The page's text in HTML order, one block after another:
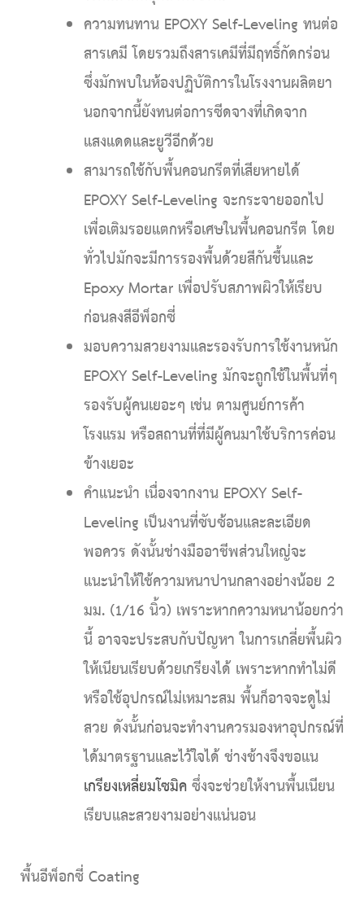
ความทนทาน EPOXY Self-Leveling ทนต่อ
สารเคมี โดยรวมถึงสารเคมีที่มีฤทธิ์กัดกร่อน
ซึ่งมักพบในห้องปฏิบัติการในโรงงานผลิตยา
นอกจากนี้ยังทนต่อการซีดจางที่เกิดจาก
แสงแดดและยูวีอีกด้วย
สามารถใช้กับพื้นคอนกรีตที่เสียหายได้
EPOXY Self-Leveling จะกระจายออกไป
เพื่อเติมรอยแตกหรือเศษในพื้นคอนกรีต โดย
ทั่วไปมักจะมีการรองพื้นด้วยสีกันชื้นและ
Epoxy Mortar เพื่อปรับสภาพผิวให้เรียบ
ก่อนลงสีอีพ็อกซี่
มอบความสวยงามและรองรับการใช้งานหนัก
EPOXY Self-Leveling มักจะถูกใช้ในพื้นที่ๆ
รองรับผู้คนเยอะๆ เช่น ตามศูนย์การค้า
โรงแรม หรือสถานที่ที่มีผู้คนมาใช้บริการค่อน
ข้างเยอะ
คำแนะนำ เนื่องจากงาน EPOXY Self-
Leveling เป็นงานที่ซับซ้อนและละเอียด
พอควร ดังนั้นช่างมืออาชีพส่วนใหญ่จะ
แนะนำให้ใช้ความหนาปานกลางอย่างน้อย 2
มม. (1/16 นิ้ว) เพราะหากความหนาน้อยกว่า
นี้ อาจจะประสบกับปัญหา ในการเกลี่ยพื้นผิว
ให้เนียนเรียบด้วยเกรียงได้ เพราะหากทำไม่ดี
หรือใช้อุปกรณ์ไม่เหมาะสม พื้นก็อาจจะดูไม่
สวย ดังนั้นก่อนจะทำงานควรมองหาอุปกรณ์ที่
ได้มาตรฐานและไว้ใจได้ ช่างช้างจึงขอแน
เกรียงเหลี่ยมโซมิคซึ่งจะช่วยให้งานพื้นเนียน
เรียบและสวยงามอย่างแน่นอน
พื้นอีพ็อกซี่ Coating